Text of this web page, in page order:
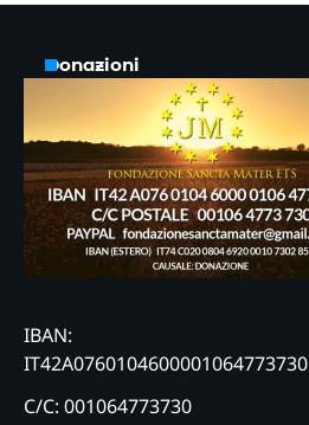
Donazioni
IBAN:
IT42A0760104600001064773730
C/C: 001064773730